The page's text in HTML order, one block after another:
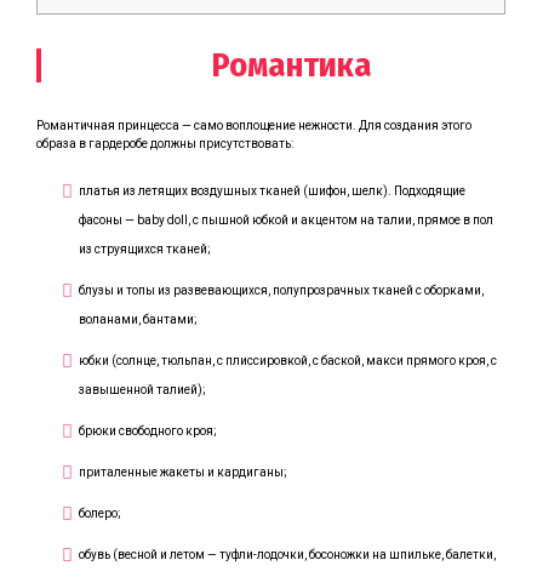
Романтика
Романтичная принцесса — само воплощение нежности. Для создания этого
образа в гардеробе должны присутствовать:
платья из летящих воздушных тканей (шифон, шелк). Подходящие
фасоны — baby doll, с пышной юбкой и акцентом на талии, прямое в пол
из струящихся тканей;
блузы и топы из развевающихся, полупрозрачных тканей с оборками,
воланами, бантами;
юбки (солнце, тюльпан, с плиссировкой, с баской, макси прямого кроя, с
завышенной талией);
брюки свободного кроя;
приталенные жакеты и кардиганы;
болеро;
обувь (весной и летом — туфли-лодочки, босоножки на шпильке, балетки,